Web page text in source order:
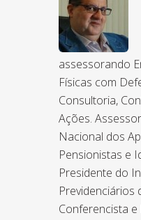
assessorando
Físicas com
Consultoria,
Ações.
Nacional dos
Pensionistas e
Presidente do
Previdenciários
Conferencista e